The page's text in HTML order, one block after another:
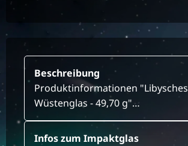
Beschreibung
Produktinformationen "Libysches
Wüstenglas - 49,70 g"…
Infos zum Impaktglas